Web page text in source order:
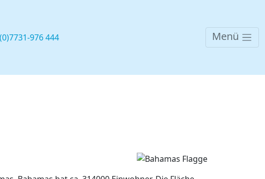
976 444 Menü